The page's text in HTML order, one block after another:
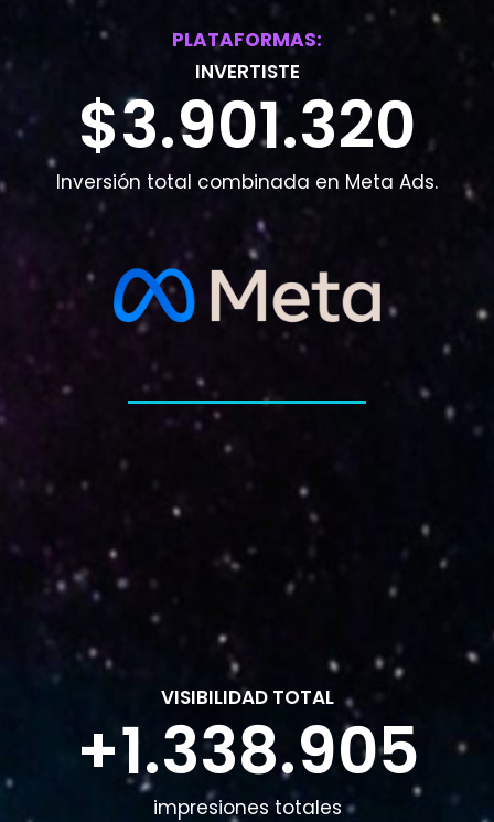
PLATAFORMAS:
INVERTISTE
$3.901.320
Inversión total combinada en Meta Ads.
VISIBILIDAD TOTAL
+1.338.905
impresiones totales